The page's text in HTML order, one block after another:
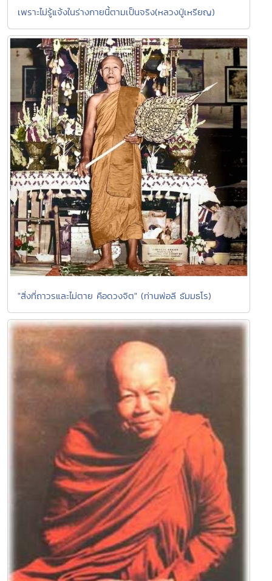
เพราะไม่รู้แจ้งในร่างกายนี้ตามเป็นจริง(หลวงปู่เหรียญ)
"สิ่งที่ถาวรและไม่ตาย คือดวงจิต" (ท่านพ่อลี ธัมมธโร)